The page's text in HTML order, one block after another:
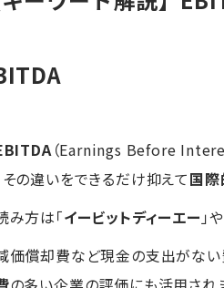
（Earnings Before
その違いをできるだけ抑えて国
方は「イービットディーエー 」
償却費など現金の支出がない